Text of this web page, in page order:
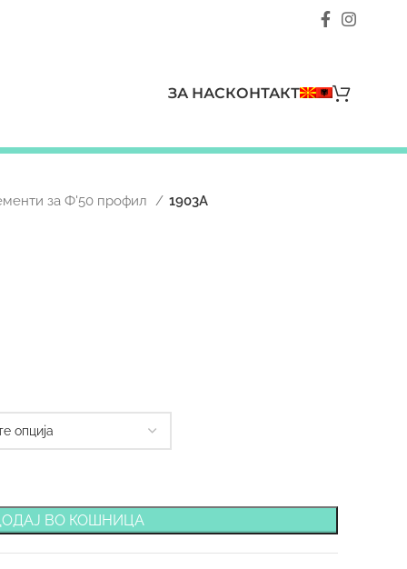
ЗА НАСКОНТАКТ
за Ф'50 профил 1903A
ВО КОШНИЦА